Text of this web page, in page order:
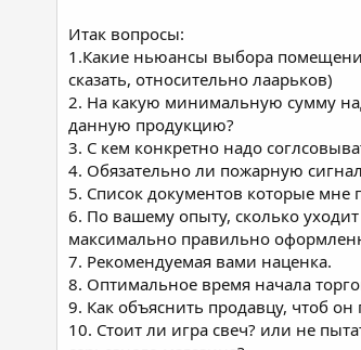
Итак вопросы:
1.Какие ньюансы выбора
сказать, относительно лаарьков)
2. На какую минимальную сумму
данную продукцию?
3. С кем конкретно надо
4. Обязательно ли пожарную
5. Список документов которые мне
6. По вашему опыту, сколько
максимально правильно
7. Рекомендуемая вами наценка.
8. Оптимальное время начала
9. Как объяснить продавцу, чтоб он
10. Стоит ли игра свеч? или не